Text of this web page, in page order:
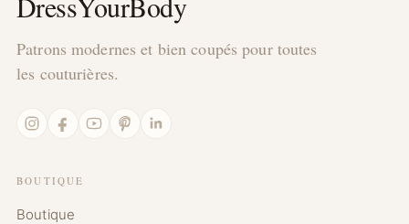
Patrons modernes et bien coupés pour toutes
les couturières.
InstagramFacebookYouTubePinterestLinkedIn
BOUTIQUE
Boutique